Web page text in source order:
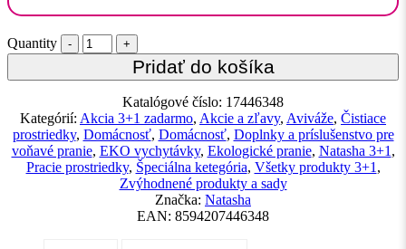
Quantity
Pridať do košíka
Katalógové číslo: 17446348
Kategórií: Akcia 3+1 zadarmo, Akcie a zľavy, Aviváže, Čistiace
prostriedky, Domácnosť, Domácnosť, Doplnky a príslušenstvo pre
voňavé pranie, EKO vychytávky, Ekologické pranie, Natasha 3+1 ,
Pracie prostriedky, Špeciálna ketegória, Všetky produkty 3+1 ,
Zvýhodnené produkty a sady
Značka: Natasha
EAN: 8594207446348